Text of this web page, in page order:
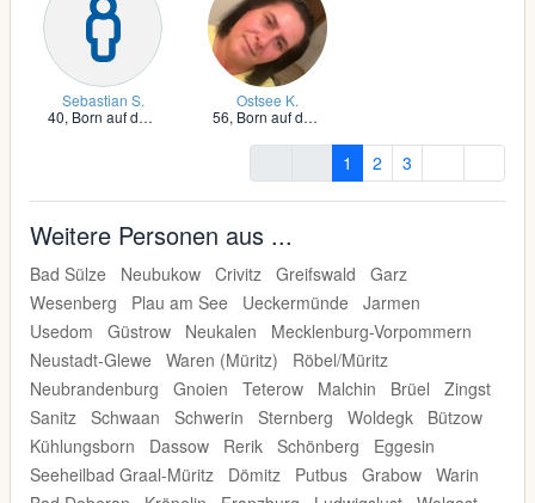
Sebastian S.
40, Born auf dem Darß
Ostsee K.
56, Born auf dem Darß
1 2 3
Weitere Personen aus ...
Bad Sülze Neubukow Crivitz Greifswald
Garz
Wesenberg
Plau am See Ueckermünde
Jarmen
Usedom
Güstrow Neukalen
Mecklenburg-Vorpommern
Neustadt-Glewe
Waren (Müritz)
Röbel/Müritz
Neubrandenburg
Gnoien Teterow Malchin Brüel
Zingst
Sanitz Schwaan Schwerin Sternberg Woldegk
Bützow
Kühlungsborn
Dassow Rerik Schönberg
Eggesin
Seeheilbad Graal-Müritz
Dömitz Putbus Grabow Warin